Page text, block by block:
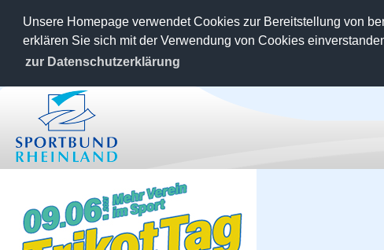
Unsere Homepage verwendet Cookies zur Bereitstellung von
erklären Sie sich mit der Verwendung von Cookies
zur Datenschutzerklärung